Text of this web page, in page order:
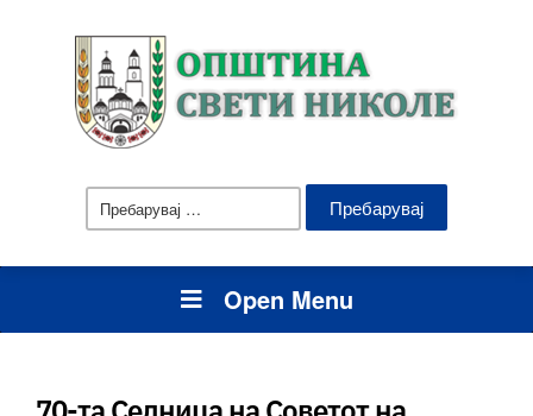
Пребарувај
за:
Open Menu